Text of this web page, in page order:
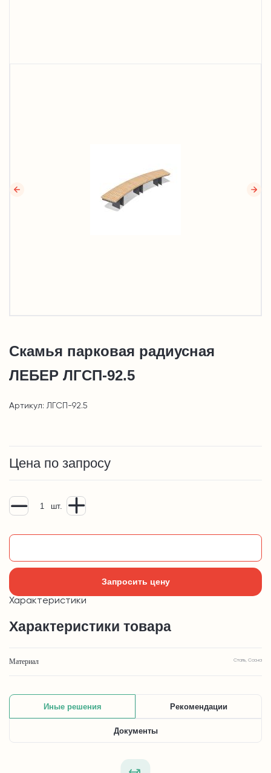
Скамья парковая радиусная
ЛЕБЕР ЛГСП-92.5
Артикул: ЛГСП-92.5
Цена по запросу
шт.
Запросить цену
Характеристики
Характеристики товара
Материал Сталь, Сосна
Иные решения Рекомендации
Документы